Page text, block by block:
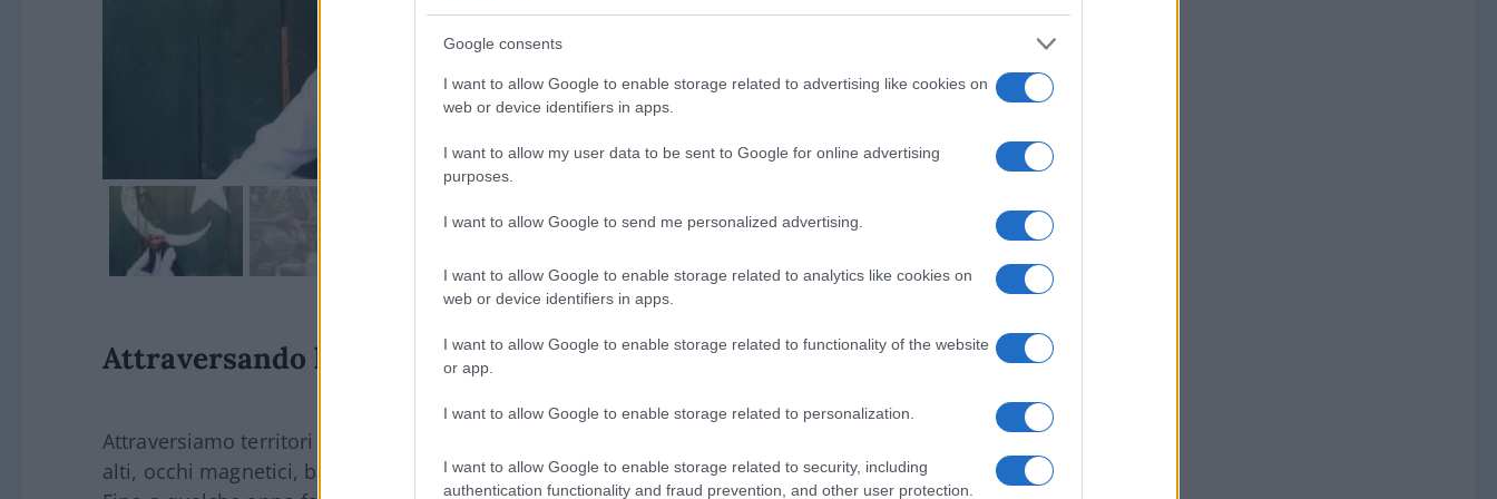
Google consents
I want to allow Google to enable storage related to advertising like cookies on
web or device identifiers in apps.
I want to allow my user data to be sent to Google for online advertising
purposes.
I want to allow Google to send me personalized advertising.
I want to allow Google to enable storage related to analytics like cookies on
web or device identifiers in apps.
I want to allow Google to enable storage related to functionality of the website
or app.
I want to allow Google to enable storage related to personalization.
I want to allow Google to enable storage related to security, including
authentication functionality and fraud prevention, and other user protection.
Attraversando la terra pashtun
Attraversiamo territori che paiono abitati solo da uomini.
alti, occhi magnetici, barbe nere, i pakol di lana in testa e i lunghi shalwar kameez.